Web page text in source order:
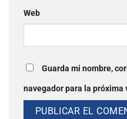
Web
Guarda mi nombre,
navegador para la próxima